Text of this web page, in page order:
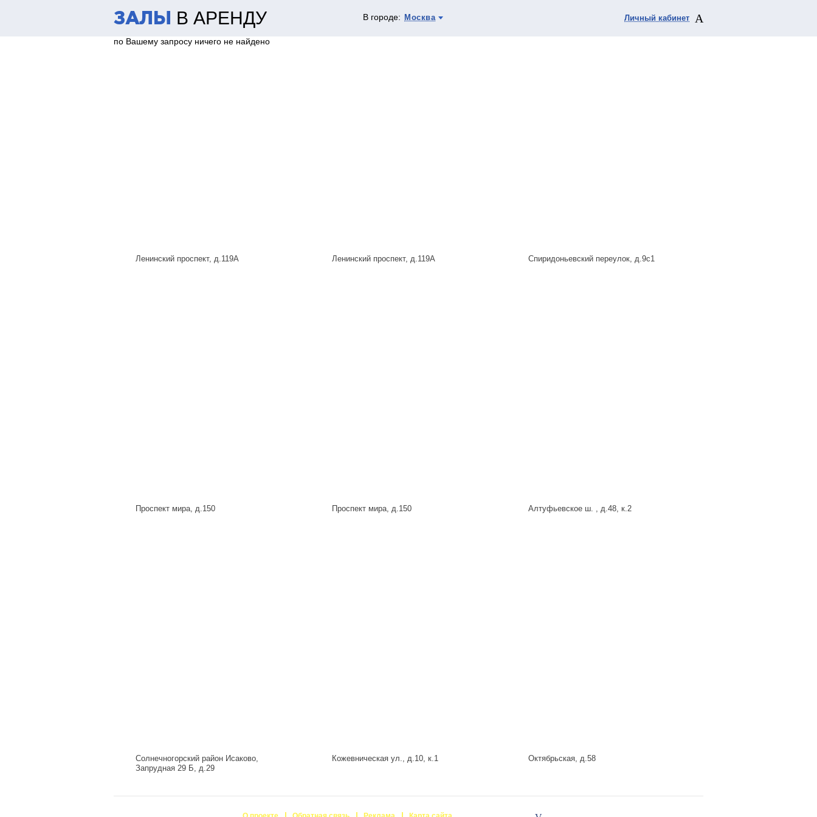
ЗАЛЫ В АРЕНДУ В городе: Москва Личный кабинет
по Вашему запросу ничего не найдено
Ленинский проспект, д.119А Ленинский проспект, д.119А Спиридоньевский переулок, д.9с1
Проспект мира, д.150 Проспект мира, д.150 Алтуфьевское ш. , д.48, к.2
Солнечногорский район Исаково,
Запрудная 29 Б, д.29
Кожевническая ул., д.10, к.1 Октябрьская, д.58